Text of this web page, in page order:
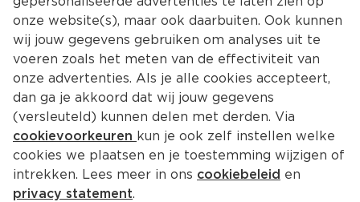
Bonduelle gebroken
sperzieboontjes
onze website(s), maar ook daarbuiten. Ook kunnen
wij jouw gegevens gebruiken om analyses uit te
voeren zoals het meten van de effectiviteit van
onze advertenties. Als je alle cookies accepteert,
dan ga je akkoord dat wij jouw gegevens
(versleuteld) kunnen delen met derden. Via
cookievoorkeuren kun je ook zelf instellen welke
cookies we plaatsen en je toestemming wijzigen of
intrekken. Lees meer in ons cookiebeleid en
privacy statement.